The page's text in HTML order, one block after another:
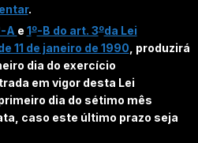
.
A e 1o-B do art. 3oda Lei
11 de janeiro de 1990 , produzirá
dia do exercício
em vigor desta Lei
dia do sétimo mês
caso este último prazo seja